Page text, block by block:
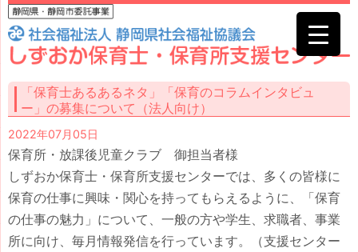
「保育士あるあるネタ」「保育のコラムインタビュ
ー」の募集について（法人向け）
2022年07月05日
保育所・放課後児童クラブ 御担当者様
しずおか保育士・保育所支援センターでは、多くの皆様に
保育の仕事に興味・関心を持ってもらえるように、「保育
の仕事の魅力」について、一般の方や学生、求職者、事業
所に向け、毎月情報発信を行っています。（支援センター